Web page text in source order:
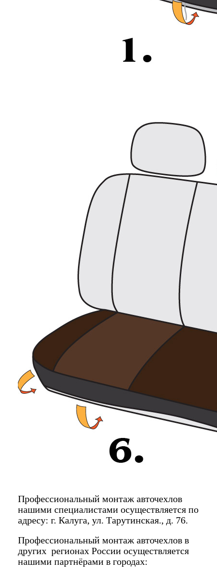
Профессиональный монтаж авточехлов
нашими специалистами осуществляется по
адресу: г. Калуга, ул. Тарутинская., д. 76.
Профессиональный монтаж авточехлов в
других регионах России осуществляется
нашими партнёрами в городах: